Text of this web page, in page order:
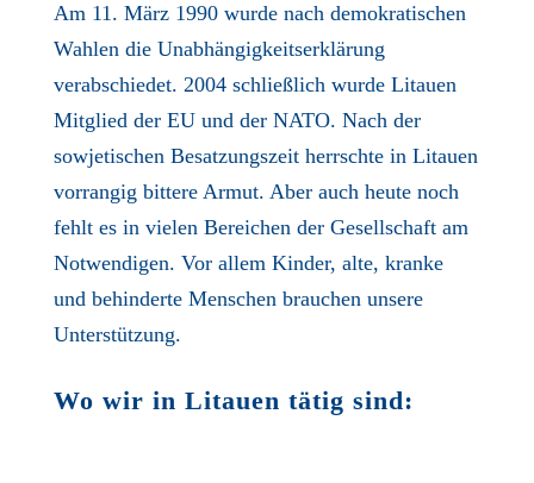
Am 11. März 1990 wurde nach demokratischen
Wahlen die Unabhängigkeitserklärung
verabschiedet. 2004 schließlich wurde Litauen
Mitglied der EU und der NATO. Nach der
sowjetischen Besatzungszeit herrschte in Litauen
vorrangig bittere Armut. Aber auch heute noch
fehlt es in vielen Bereichen der Gesellschaft am
Notwendigen. Vor allem Kinder, alte, kranke
und behinderte Menschen brauchen unsere
Unterstützung.
Wo wir in Litauen tätig sind: